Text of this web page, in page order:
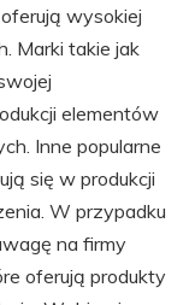
wysokiej
Marki takie jak
elementów
Inne popularne
się w produkcji
W przypadku
na firmy
oferują produkty